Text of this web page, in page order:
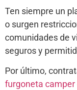
Ten siempre un
o surgen
comunidades de
seguros y
Por último,
furgoneta camper